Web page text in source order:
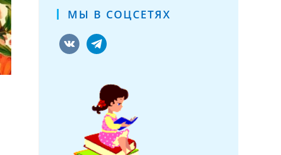
МЫ В СОЦСЕТЯХ
vkontaktetelegram